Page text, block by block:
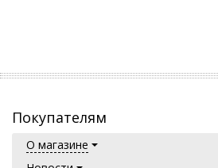
Покупателям
О магазине